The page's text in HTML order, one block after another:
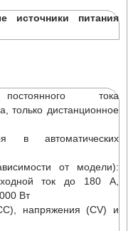
источники питания
тока
только дистанционное
в автоматических
от модели):
ток до 180 А,
Вт
напряжения (CV) и